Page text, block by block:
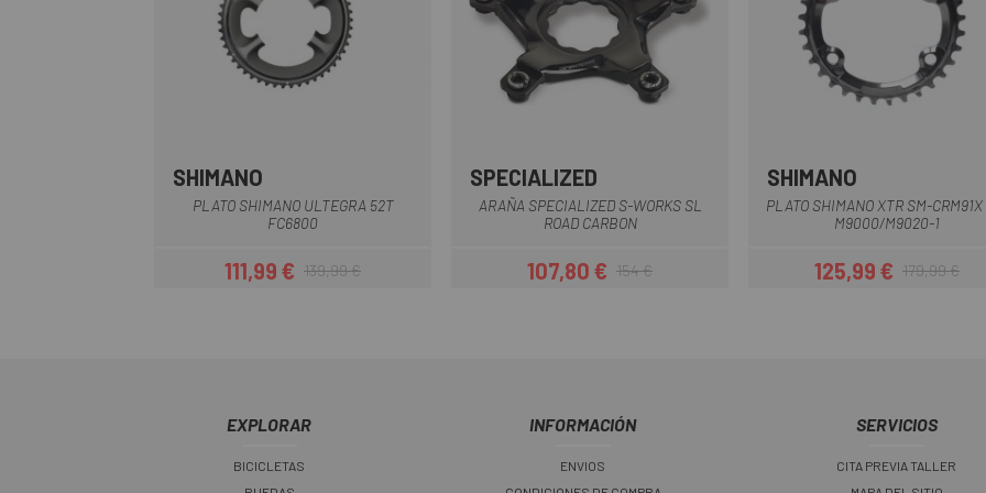
SHIMANO
PLATO SHIMANO ULTEGRA 52T
FC6800
Precio
111,99 €Precio regular
139,99 €
Multi
SPECIALIZED
ARAÑA SPECIALIZED S-WORKS SL
ROAD CARBON
Precio
107,80 €Precio regular
154 €
SHIMANO
PLATO SHIMANO XTR SM-
M9000/M9020-1
Precio
125,99 €Precio regular
179,99 €
EXPLORAR
BICICLETAS
INFORMACIÓN
ENVIOS
SERVICIOS
CITA PREVIA TALLER